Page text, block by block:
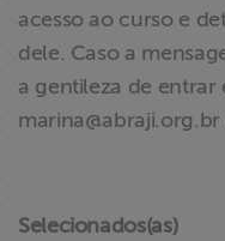
acesso ao curso e
dele. Caso a
a gentileza de entrar
marina@abraji.org.br
Selecionados(as)